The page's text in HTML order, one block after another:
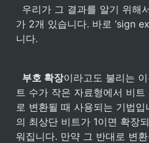
가 2개 있습니다. 바로 ‘sign
니다.
부호 확장이라고도 불리는
트 수가 작은 자료형에서 비
로 변환될 때 사용되는 기법
의 최상단 비트가 1이면 확장
워집니다. 만약 그 반대로 변